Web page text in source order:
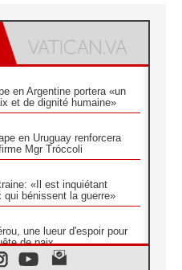
en Argentine portera «un
et de dignité humaine»
en Uruguay renforcera
Mgr Tróccoli
«Il est inquiétant
qui bénissent la guerre»
une lueur d'espoir pour
de paix